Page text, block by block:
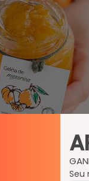
De Mexerica - 700g
Seu